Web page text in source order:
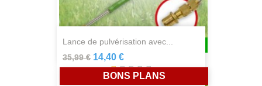
lance de pulvérisation avec...
35,99 € 14,40 €
BONS PLANS